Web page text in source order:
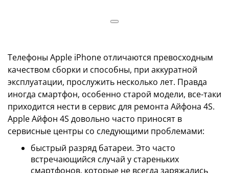
Телефоны Apple iPhone отличаются превосходным
качеством сборки и способны, при аккуратной
эксплуатации, прослужить несколько лет. Правда
иногда смартфон, особенно старой модели, все-таки
приходится нести в сервис для ремонта Айфона 4S.
Apple Айфон 4S довольно часто приносят в
сервисные центры со следующими проблемами:
быстрый разряд батареи. Это часто
встречающийся случай у стареньких
смартфонов, которые не всегда заряжались